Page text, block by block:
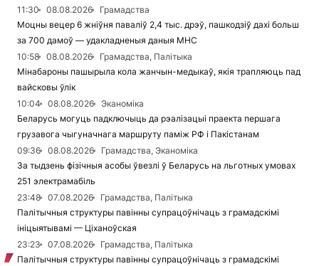
11:30
08.08.2026
Грамадства
Моцны вецер 6 жніўня паваліў 2,4 тыс. дрэў, пашкодзіў дахі больш
за 700 дамоў — удакладненыя даныя МНС
10:58
08.08.2026
Грамадства, Палітыка
Мінабароны пашырыла кола жанчын-медыкаў, якія трапляюць пад
вайсковы ўлік
10:04
08.08.2026
Эканоміка
Беларусь могуць падключыць да рэалізацыі праекта першага
грузавога чыгуначнага маршруту паміж РФ і Пакістанам
09:36
08.08.2026
Грамадства, Эканоміка
За тыдзень фізічныя асобы ўвезлі ў Беларусь на льготных умовах
251 электрамабіль
23:48
07.08.2026
Грамадства, Палітыка
Палітычныя структуры павінны супрацоўнічаць з грамадскімі
ініцыятывамі — Ціханоўская
23:23
07.08.2026
Грамадства, Палітыка
Палітычныя структуры павінны супрацоўнічаць з грамадскімі